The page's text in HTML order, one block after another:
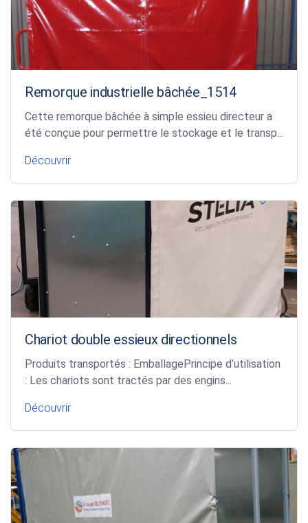
Remorque industrielle bâchée_1514
Cette remorque bâchée à simple essieu directeur a
été conçue pour permettre le stockage et le transp...
Découvrir
Chariot double essieux directionnels
Produits transportés : EmballagePrincipe d’utilisation
: Les chariots sont tractés par des engins...
Découvrir